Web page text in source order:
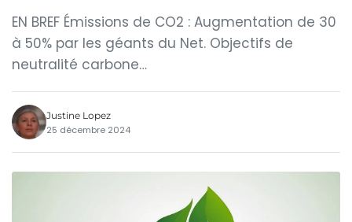
EN BREF Émissions de CO2 : Augmentation de 30
à 50% par les géants du Net. Objectifs de
neutralité carbone…
Justine Lopez
25 décembre 2024